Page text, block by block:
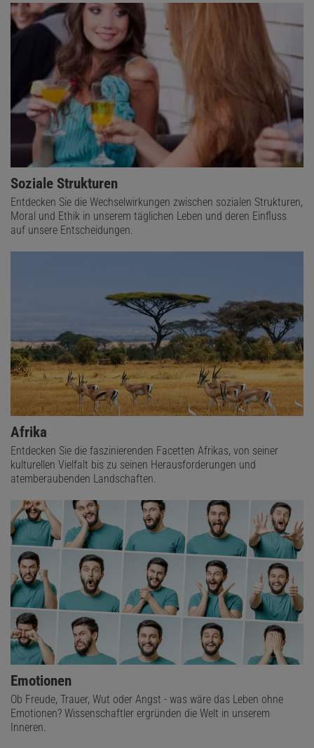
Soziale Strukturen
Entdecken Sie die Wechselwirkungen zwischen sozialen Strukturen,
Moral und Ethik in unserem täglichen Leben und deren Einfluss
auf unsere Entscheidungen.
Afrika
Entdecken Sie die faszinierenden Facetten Afrikas, von seiner
kulturellen Vielfalt bis zu seinen Herausforderungen und
atemberaubenden Landschaften.
Emotionen
Ob Freude, Trauer, Wut oder Angst - was wäre das Leben ohne
Emotionen? Wissenschaftler ergründen die Welt in unserem
Inneren.